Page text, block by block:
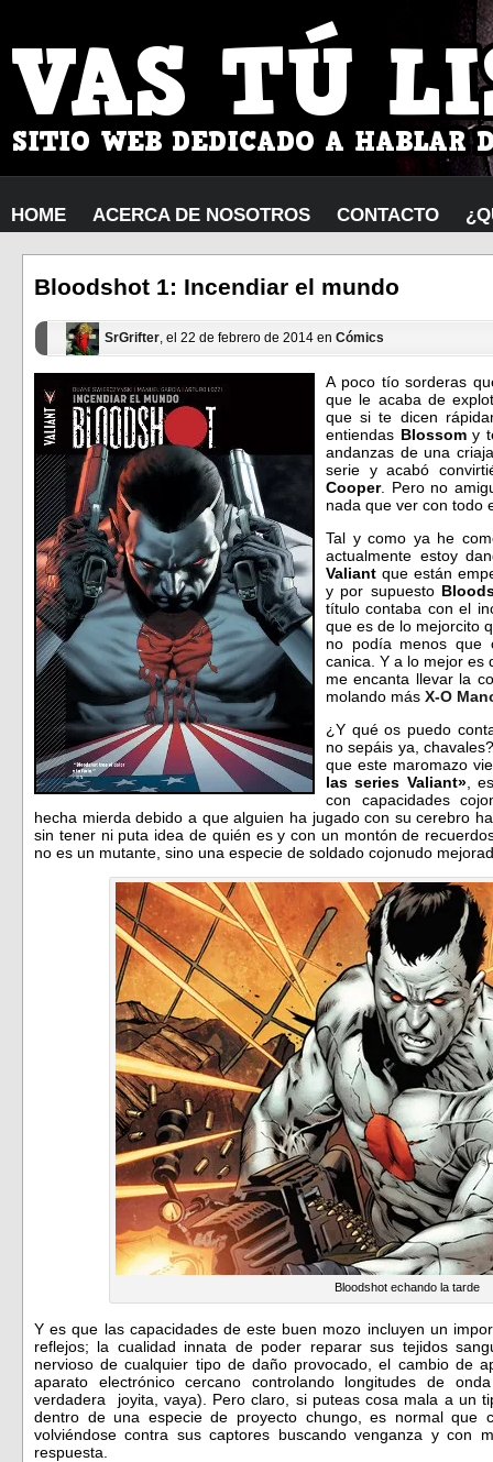
HOME ACERCA DE NOSOTROS CONTACTO
Bloodshot 1: Incendiar el mundo
SrGrifter, el 22 de febrero de 2014 en Cómics
A poco tío sorderas
que le acaba de
que si te dicen
entiendas Blossomy
andanzas de una
serie y acabó
Cooper. Pero no
nada que ver con todo
Tal y como ya he
actualmente estoy
Valiant que están
y por supuesto
título contaba con el
que es de lo mejorcito
no podía menos que
canica. Y a lo mejor es
me encanta llevar la
molando más X-O
¿Y qué os puedo
no sepáis ya,
que este maromazo
las series Valiant»,
con capacidades
hecha mierda debido a que alguien ha jugado con su cerebro
sin tener ni puta idea de quién es y con un montón de
no es un mutante, sino una especie de soldado cojonudo
Bloodshot echando la tarde
Y es que las capacidades de este buen mozo incluyen un
reflejos; la cualidad innata de poder reparar sus tejidos
nervioso de cualquier tipo de daño provocado, el cambio de
aparato electrónico cercano controlando longitudes de
verdadera joyita, vaya). Pero claro, si puteas cosa mala a un
dentro de una especie de proyecto chungo, es normal que
volviéndose contra sus captores buscando venganza y con
respuesta.